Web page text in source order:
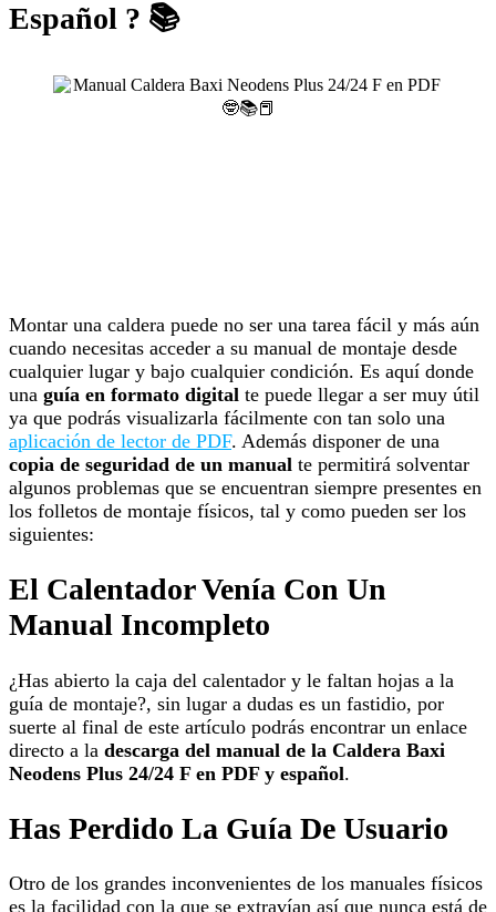
Español ? 📚
Montar una caldera puede no ser una tarea fácil y más aún
cuando necesitas acceder a su manual de montaje desde
cualquier lugar y bajo cualquier condición. Es aquí donde
una guía en formato digital te puede llegar a ser muy útil
ya que podrás visualizarla fácilmente con tan solo una
aplicación de lector de PDF. Además disponer de una
copia de seguridad de un manual te permitirá solventar
algunos problemas que se encuentran siempre presentes en
los folletos de montaje físicos, tal y como pueden ser los
siguientes:
El Calentador Venía Con Un
Manual Incompleto
¿Has abierto la caja del calentador y le faltan hojas a la
guía de montaje?, sin lugar a dudas es un fastidio, por
suerte al final de este artículo podrás encontrar un enlace
directo a la descarga del manual de la Caldera Baxi
Neodens Plus 24/24 F en PDF y español.
Has Perdido La Guía De Usuario
Otro de los grandes inconvenientes de los manuales físicos
es la facilidad con la que se extravían así que nunca está de